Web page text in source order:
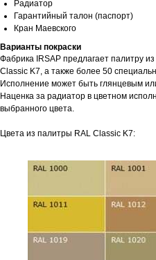
Радиатор
Гарантийный талон (паспорт)
Кран Маевского
Варианты покраски
Фабрика IRSAP предлагает палитру
Classic K7, а также более 50
Исполнение может быть глянцевым
Наценка за радиатор в цветном
выбранного цвета.
Цвета из палитры RAL Classic K7: